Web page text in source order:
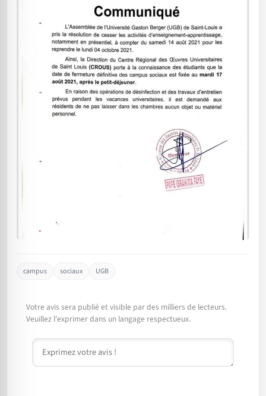
campus sociaux UGB
Votre avis sera publié et visible par des milliers de lecteurs.
Veuillez l'exprimer dans un langage respectueux.
Commentaire